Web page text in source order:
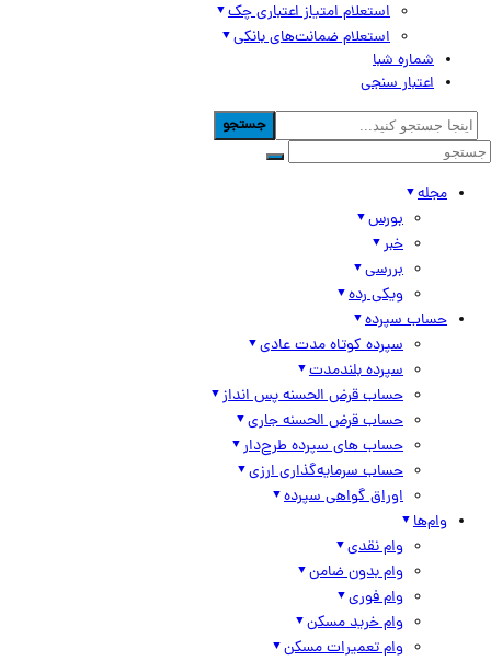
استعلام امتیاز اعتباری چک
استعلام ضمانت‌های بانکی
شماره شبا
اعتبار سنجی
جستجو
مجله
بورس
خبر
بررسی
ویکی رده
حساب سپرده
سپرده کوتاه مدت عادی
سپرده بلندمدت
حساب قرض الحسنه پس انداز
حساب قرض الحسنه جاری
حساب های سپرده طرح‌دار
حساب سرمایه‌گذاری ارزی
اوراق گواهی سپرده
وام‌ها
وام نقدی
وام بدون ضامن
وام فوری
وام خرید مسکن
وام تعمیرات مسکن